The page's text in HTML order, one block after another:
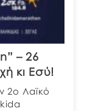
– 26
κι Εσύ!
2ο Λαϊκό